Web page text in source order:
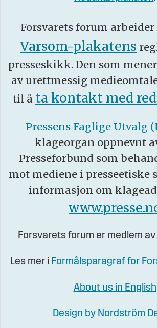
Forsvarets forum
Varsom-plakatens
presseskikk. Den som
av urettmessig
til å ta kontakt med
Pressens Faglige Utvalg
klageorgan oppnevnt
Presseforbund som
mot mediene i presseetiske
informasjon om
Forsvarets forum er medlem av
Les mer i Formålsparagraf for
About us in English
Design by Nordström